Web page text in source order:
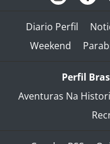
Diario Perfil
Weekend
Perfil
Aventuras Na